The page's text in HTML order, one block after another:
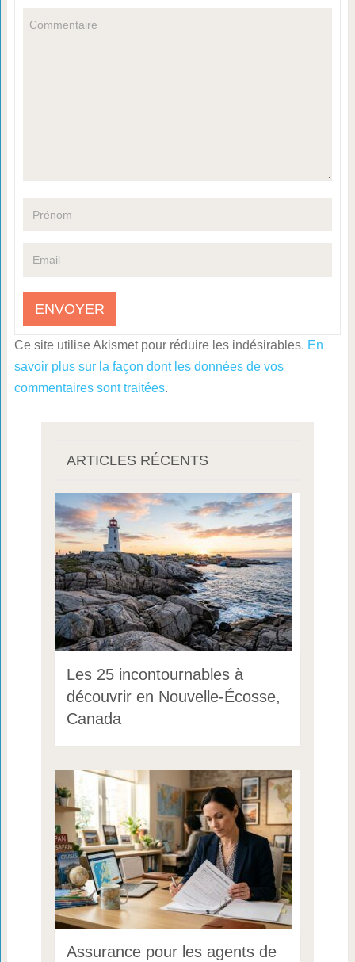
Ce site utilise Akismet pour réduire les indésirables. En
savoir plus sur la façon dont les données de vos
commentaires sont traitées.
ARTICLES RÉCENTS
Les 25 incontournables à
découvrir en Nouvelle-Écosse,
Canada
Assurance pour les agents de